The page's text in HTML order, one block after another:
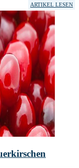
ARTIKEL LESEN